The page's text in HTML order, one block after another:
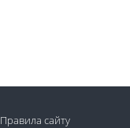
Правила сайту